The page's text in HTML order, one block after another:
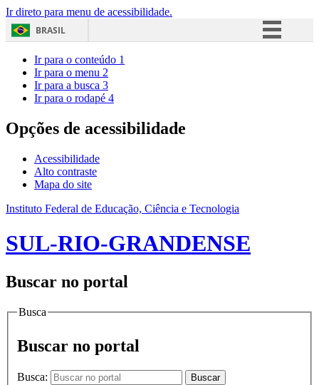
Ir direto para menu de acessibilidade.
BRASIL
Acesso à informação
Ir para o conteúdo 1
Ir para o menu 2
Ir para a busca 3
Ir para o rodapé 4
Opções de acessibilidade
Acessibilidade
Alto contraste
Mapa do site
Instituto Federal de Educação, Ciência e Tecnologia
SUL-RIO-GRANDENSE
Buscar no portal
Busca
Buscar no portal
Busca: Buscar